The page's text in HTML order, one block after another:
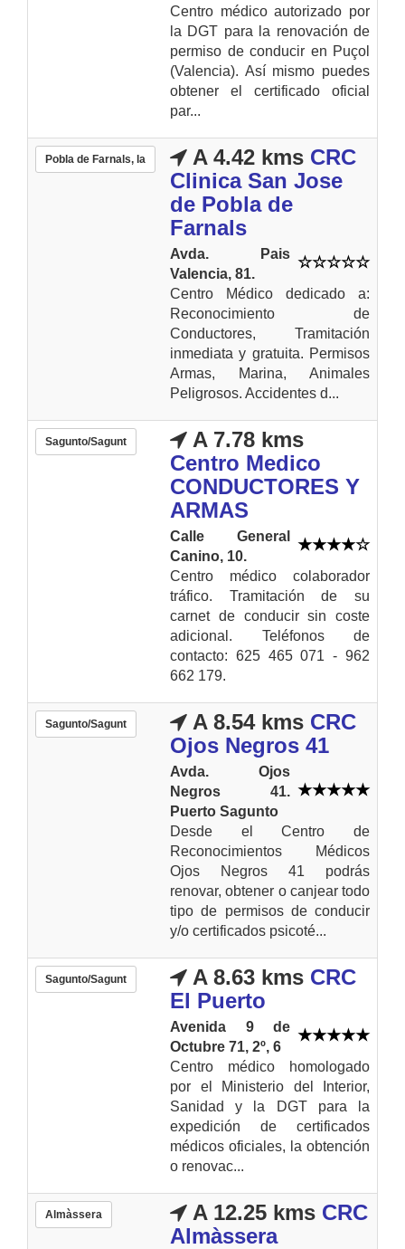
Centro médico autorizado por
la DGT para la renovación de
permiso de conducir en Puçol
(Valencia). Así mismo puedes
obtener el certificado oficial
par...
Pobla de Farnals, la A 4.42 kms CRC
Clinica San Jose
de Pobla de
Farnals
Avda. Pais
Valencia, 81.
Centro Médico dedicado a:
Reconocimiento de
Conductores, Tramitación
inmediata y gratuita. Permisos
Armas, Marina, Animales
Peligrosos. Accidentes d...
Sagunto/Sagunt
A 7.78 kms
Centro Medico
CONDUCTORES Y
ARMAS
Calle General
Canino, 10.
Centro médico colaborador
tráfico. Tramitación de su
carnet de conducir sin coste
adicional. Teléfonos de
contacto: 625 465 071 - 962
662 179.
Sagunto/Sagunt A 8.54 kms CRC
Ojos Negros 41
Avda. Ojos
Negros 41.
Puerto Sagunto
Desde el Centro de
Reconocimientos Médicos
Ojos Negros 41 podrás
renovar, obtener o canjear todo
tipo de permisos de conducir
y/o certificados psicoté...
Sagunto/Sagunt A 8.63 kms CRC
El Puerto
Avenida 9 de
Octubre 71, 2º, 6
Centro médico homologado
por el Ministerio del Interior,
Sanidad y la DGT para la
expedición de certificados
médicos oficiales, la obtención
o renovac...
Almàssera A 12.25 kms CRC
Almàssera